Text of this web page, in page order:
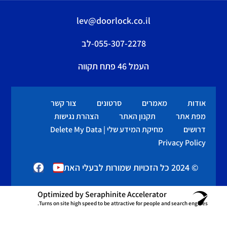
lev@doorlock.co.il
055-307-2278-לב
העמל 46 פתח תקווה
אודות מאמרים סרטונים
צור קשר
מפת אתר
תקנון האתר
הצהרת נגישות
דרושים
מחיקת המידע שלי | Delete My Data
Privacy Policy
© 2024 כל הזכויות שמורות לבעלי האתר
Optimized by Seraphinite Accelerator
Turns on site high speed to be attractive for people and search engines.